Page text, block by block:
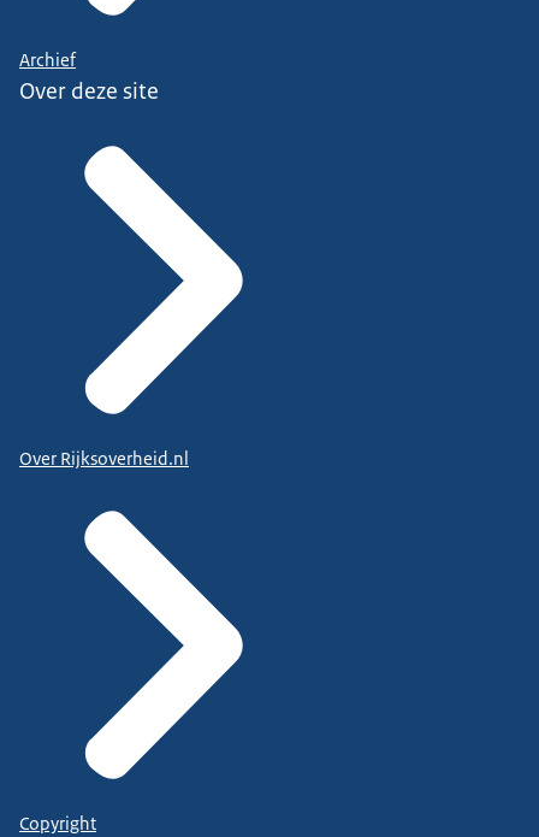
Archief
Over deze site
Over Rijksoverheid.nl
Copyright